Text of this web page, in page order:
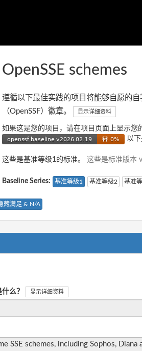
OpenSSE schemes
遵循以下最佳实践的项目将能够自愿的
（OpenSSF）徽章。
显示详细资料
如果这是您的项目，请在项目页面上显示您
以
这些是基准等级1的标准。 这些是标准版本
Baseline Series: 基准等级1 基准等级2 基准
藏满足 & N/A
么？ 显示详细资料
SSE schemes, including Sophos, Diana